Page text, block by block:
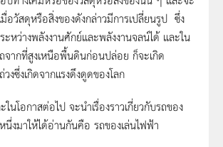
อวัสดุหรือสิ่งของดังกล่าวมีการเปลี่ยนรูป ซึ่ง
ะหว่างพลังงานศักย์และพลังงานจลน์ได้ และใน
จากที่สูงเหนือพื้นดินก่อนปล่อย ก็จะเกิด
งซึ่งเกิดจากแรงดึงดูดของโลก
ต่อไป จะนำเรื่องราวเกี่ยวกับรถของ
นึ่งมาให้ได้อ่านกันคือ รถของเล่นไฟฟ้า